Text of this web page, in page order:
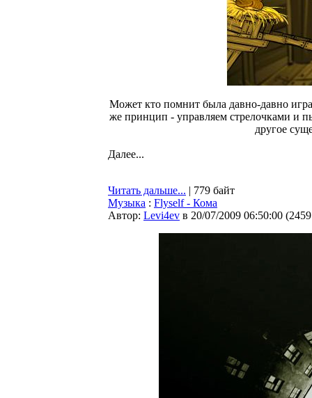
Может кто помнит была давно-давно
же принцип - управляем стрелочками и
другое
Далее...
Читать дальше... | 779 байт
Музыка : Flyself - Кома
Автор: Levi4ev в 20/07/2009 06:50:00 (